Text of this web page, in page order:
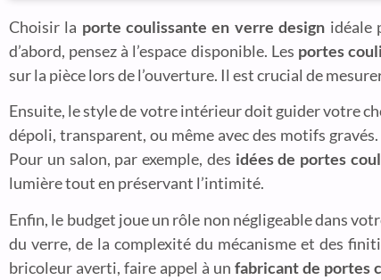
Choisir la porte coulissante en verre design idéale
d’abord, pensez à l’espace disponible. Les portes
sur la pièce lors de l’ouverture. Il est crucial de
Ensuite, le style de votre intérieur doit guider votre
dépoli, transparent, ou même avec des motifs
Pour un salon, par exemple, des idées de portes
lumière tout en préservant l’intimité.
Enfin, le budget joue un rôle non négligeable dans
du verre, de la complexité du mécanisme et des
bricoleur averti, faire appel à un fabricant de portes